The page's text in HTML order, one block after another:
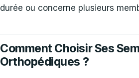
durée ou concerne plusieurs
Comment Choisir Ses
Orthopédiques ?